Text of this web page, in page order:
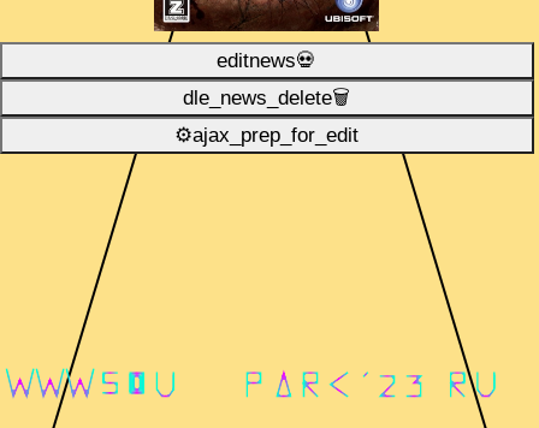
editnews💀
dle_news_delete🗑️
⚙ajax_prep_for_edit️